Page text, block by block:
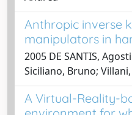
Anthropic inverse
manipulators in
2005 DE SANTIS,
Siciliano, Bruno;
A Virtual-Reality-